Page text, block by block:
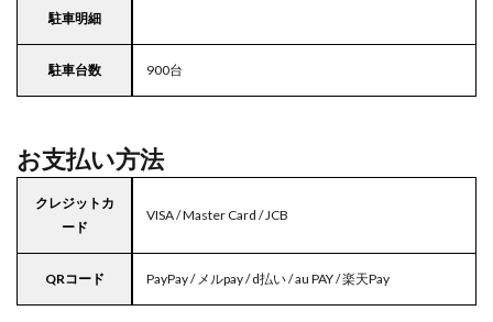
駐車明細
駐車台数 900台
お支払い方法
クレジットカ
ード
VISA / Master Card / JCB
QRコード PayPay / メルpay / d払い / au PAY / 楽天Pay